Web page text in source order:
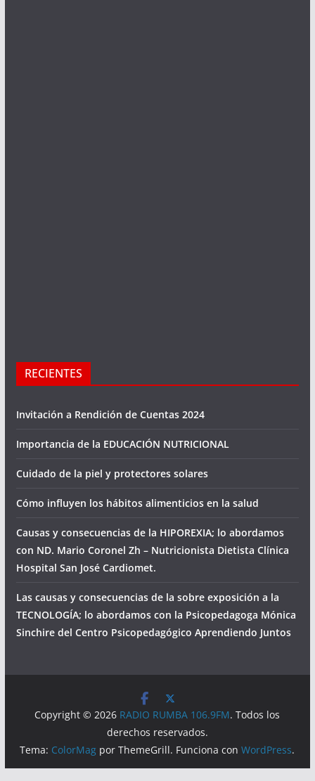
RECIENTES
Invitación a Rendición de Cuentas 2024
Importancia de la EDUCACIÓN NUTRICIONAL
Cuidado de la piel y protectores solares
Cómo influyen los hábitos alimenticios en la salud
Causas y consecuencias de la HIPOREXIA; lo abordamos
con ND. Mario Coronel Zh – Nutricionista Dietista Clínica
Hospital San José Cardiomet.
Las causas y consecuencias de la sobre exposición a la
TECNOLOGÍA; lo abordamos con la Psicopedagoga Mónica
Sinchire del Centro Psicopedagógico Aprendiendo Juntos
Copyright © 2026 RADIO RUMBA 106.9FM. Todos los
derechos reservados.
Tema: ColorMag por ThemeGrill. Funciona conWordPress.